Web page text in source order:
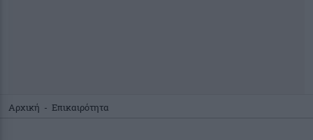
Αρχική - Επικαιρότητα